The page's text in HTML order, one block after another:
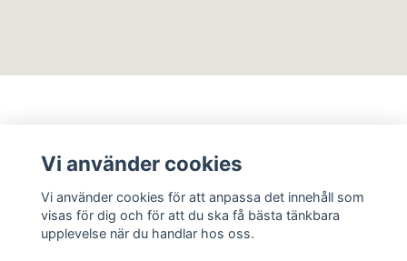
Sociala medier
Vi använder cookies
Vi använder cookies för att anpassa det innehåll som
visas för dig och för att du ska få bästa tänkbara
upplevelse när du handlar hos oss.